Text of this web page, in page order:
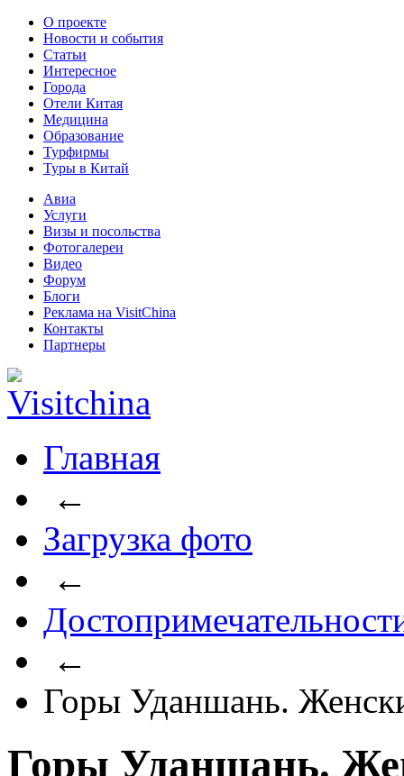
О проекте
Новости и события
Статьи
Интересное
Города
Отели Китая
Медицина
Образование
Турфирмы
Туры в Китай
Авиа
Услуги
Визы и посольства
Фотогалереи
Видео
Форум
Блоги
Реклама на VisitChina
Контакты
Партнеры
Главная
←
Загрузка фото
←
←
Горы Уданшань.
Горы Уданшань.